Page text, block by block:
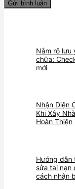
Nắm rõ lưu
chữa:
mới
Nhận Diện
Khi Xây
Hoàn Thiện
Hướng dẫn
sửa tai nạn
cách nhận